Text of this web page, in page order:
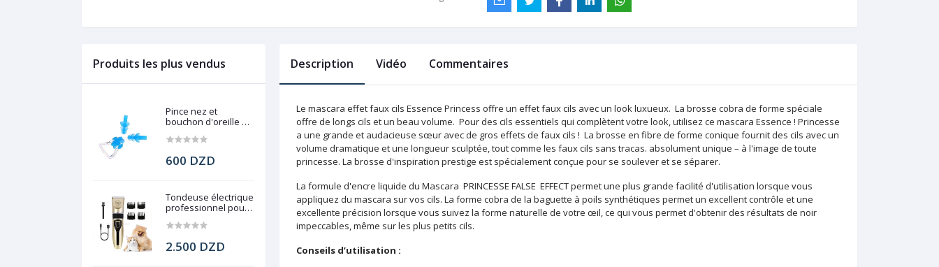
Produits les plus vendus
Pince nez et
bouchon d'oreille de
600 DZD
Tondeuse électrique
professionnel pour
2.500 DZD
Description Vidéo Commentaires
Le mascara effet faux cils Essence Princess offre un effet faux cils avec un look luxueux. La brosse cobra de forme spéciale
offre de longs cils et un beau volume. Pour des cils essentiels qui complètent votre look, utilisez ce mascara Essence ! Princesse
a une grande et audacieuse sœur avec de gros effets de faux cils ! La brosse en fibre de forme conique fournit des cils avec un
volume dramatique et une longueur sculptée, tout comme les faux cils sans tracas. absolument unique – à l'image de toute
princesse. La brosse d'inspiration prestige est spécialement conçue pour se soulever et se séparer.
La formule d'encre liquide du Mascara PRINCESSE FALSE EFFECT permet une plus grande facilité d'utilisation lorsque vous
appliquez du mascara sur vos cils. La forme cobra de la baguette à poils synthétiques permet un excellent contrôle et une
excellente précision lorsque vous suivez la forme naturelle de votre œil, ce qui vous permet d'obtenir des résultats de noir
impeccables, même sur les plus petits cils.
Conseils d’utilisation :